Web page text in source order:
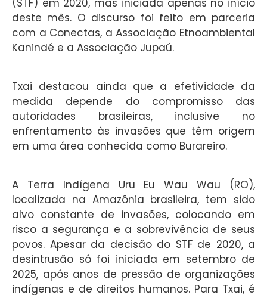
(STF) em 2020, mas iniciada apenas no início
deste mês. O discurso foi feito em parceria
com a Conectas, a Associação Etnoambiental
Kanindé e a Associação Jupaú.
Txai destacou ainda que a efetividade da
medida depende do compromisso das
autoridades brasileiras, inclusive no
enfrentamento às invasões que têm origem
em uma área conhecida como Burareiro.
A Terra Indígena Uru Eu Wau Wau (RO),
localizada na Amazônia brasileira, tem sido
alvo constante de invasões, colocando em
risco a segurança e a sobrevivência de seus
povos. Apesar da decisão do STF de 2020, a
desintrusão só foi iniciada em setembro de
2025, após anos de pressão de organizações
indígenas e de direitos humanos. Para Txai, é